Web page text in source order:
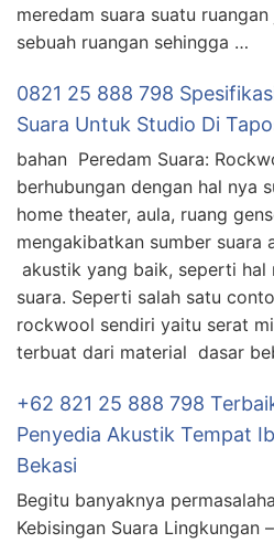
meredam suara suatu
sebuah ruangan sehingga …
0821 25 888 798
Suara Untuk Studio Di
bahan Peredam Suara:
berhubungan dengan hal nya
home theater, aula, ruang
mengakibatkan sumber suara
akustik yang baik, seperti hal
suara. Seperti salah satu
rockwool sendiri yaitu serat
terbuat dari material dasar
+62 821 25 888 798
Penyedia Akustik Tempat
Bekasi
Begitu banyaknya
Kebisingan Suara Lingkungan